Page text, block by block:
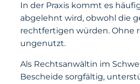
In der Praxis kommt es
abgelehnt wird, obwohl die
rechtfertigen würden. Ohne
ungenutzt.
Als Rechtsanwältin im
Bescheide sorgfältig,